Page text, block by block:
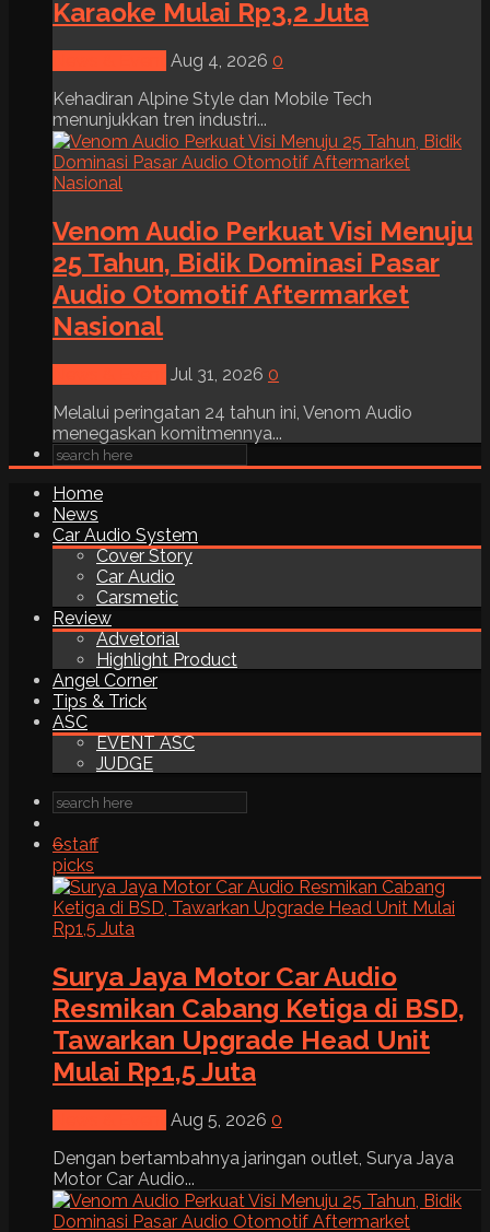
Karaoke Mulai Rp3,2 Juta
Aug 4, 2026 0
Kehadiran Alpine Style dan Mobile Tech
menunjukkan tren industri...
Venom Audio Perkuat Visi Menuju
25 Tahun, Bidik Dominasi Pasar
Audio Otomotif Aftermarket
Nasional
Jul 31, 2026 0
Melalui peringatan 24 tahun ini, Venom Audio
menegaskan komitmennya...
Home
News
Car Audio System
Cover Story
Car Audio
Carsmetic
Review
Advetorial
Highlight Product
Angel Corner
Tips & Trick
ASC
EVENT ASC
JUDGE
6staff
picks
Surya Jaya Motor Car Audio
Resmikan Cabang Ketiga di BSD,
Tawarkan Upgrade Head Unit
Mulai Rp1,5 Juta
Aug 5, 2026 0
Dengan bertambahnya jaringan outlet, Surya Jaya
Motor Car Audio...